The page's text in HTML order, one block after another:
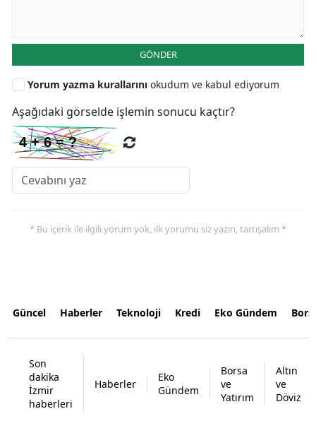
GÖNDER
Yorum yazma kurallarını okudum ve kabul ediyorum
Aşağıdaki görselde işlemin sonucu kaçtır?
* Bu içerik ile ilgili yorum yok, ilk yorumu siz yazın, tartışalım *
Güncel Haberler Teknoloji Kredi Eko Gündem
Son
dakika
İzmir
haberleri
Haberler
Eko
Gündem
Borsa
ve
Yatırım
Altın
ve
Döviz